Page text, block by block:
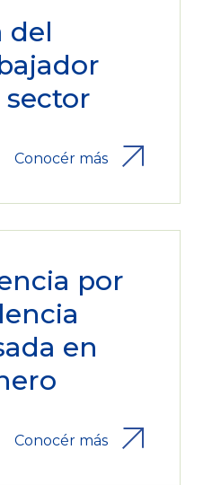
del
sector
Conocér más
por
en
Conocér más